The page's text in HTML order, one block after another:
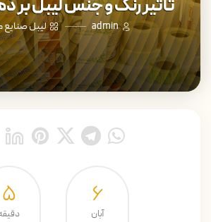
تأثیر رنگ و جنس لیبل
admin لیبل
۶
آبان
5